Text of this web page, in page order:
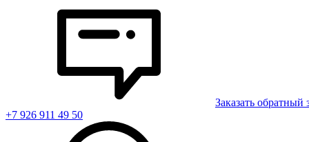
Заказать обратный
+7 926 911 49 50